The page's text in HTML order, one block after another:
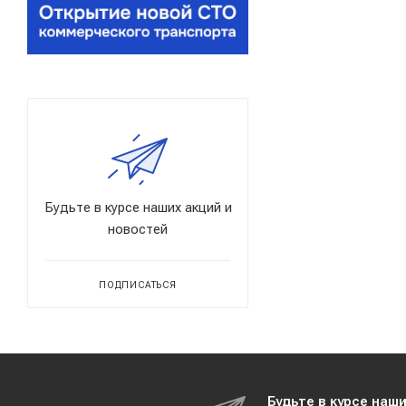
Будьте в курсе наших акций и
новостей
ПОДПИСАТЬСЯ
Будьте в курсе